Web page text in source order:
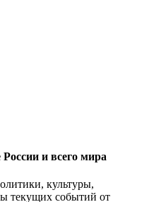
и всего мира
культуры,
текущих событий от